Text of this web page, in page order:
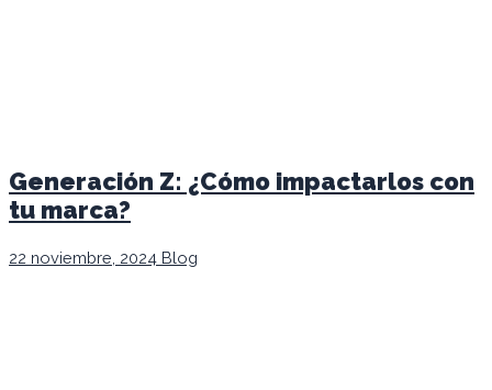
Generación Z: ¿Cómo impactarlos con
tu marca?
22 noviembre, 2024 Blog